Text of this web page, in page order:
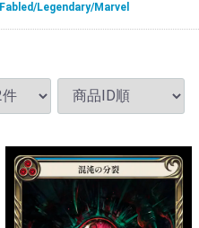
Fabled/Legendary/Marvel